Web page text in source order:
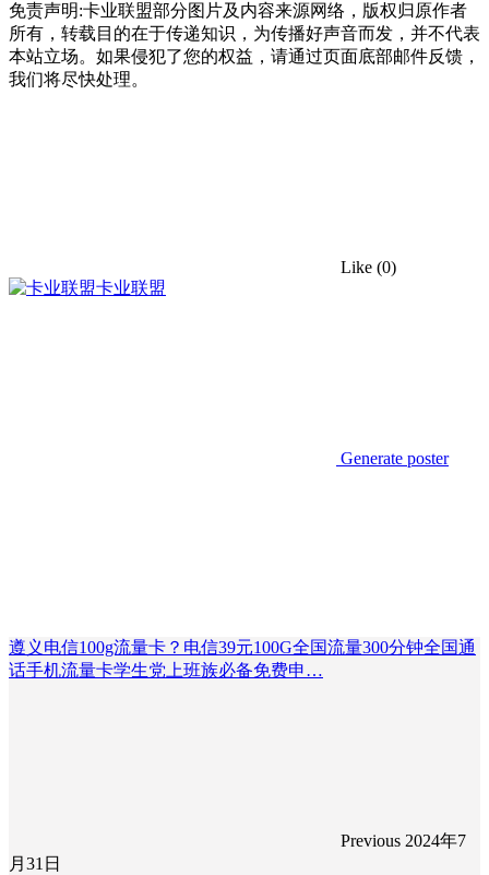
免责声明:卡业联盟部分图片及内容来源网络，版权归原作者
所有，转载目的在于传递知识，为传播好声音而发，并不代表
本站立场。如果侵犯了您的权益，请通过页面底部邮件反馈，
我们将尽快处理。
Like (0)
卡业联盟
Generate poster
遵义电信100g流量卡？电信39元100G全国流量300分钟全国通
话手机流量卡学生党上班族必备免费申…
Previous 2024年7
月31日